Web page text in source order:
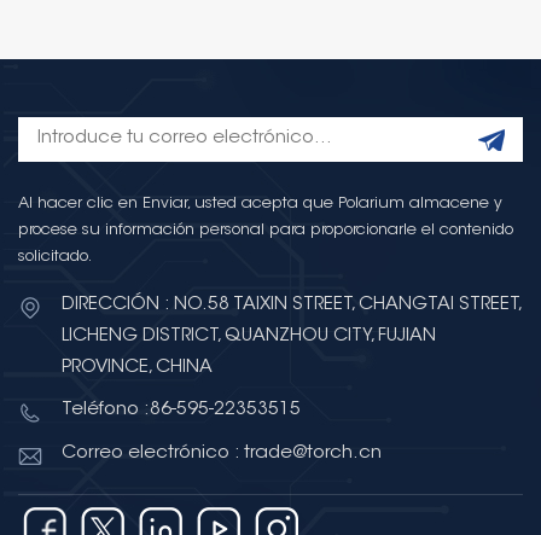
Al hacer clic en Enviar, usted acepta que Polarium almacene y
procese su información personal para proporcionarle el contenido
solicitado.
DIRECCIÓN : NO.58 TAIXIN STREET, CHANGTAI STREET,
LICHENG DISTRICT, QUANZHOU CITY, FUJIAN
PROVINCE, CHINA
Teléfono :86-595-22353515
Correo electrónico : trade@torch.cn